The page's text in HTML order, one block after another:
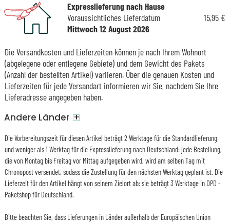
Expresslieferung nach Hause
Voraussichtliches Lieferdatum
Mittwoch 12 August 2026
15,95 €
Die Versandkosten und Lieferzeiten können je nach Ihrem Wohnort
(abgelegene oder entlegene Gebiete) und dem Gewicht des Pakets
(Anzahl der bestellten Artikel) variieren. Über die genauen Kosten und
Lieferzeiten für jede Versandart informieren wir Sie, nachdem Sie Ihre
Lieferadresse angegeben haben.
Andere Länder +
Die Vorbereitungszeit für diesen Artikel beträgt 2 Werktage für die Standardlieferung
und weniger als 1 Werktag für die Expresslieferung nach Deutschland: jede Bestellung,
die von Montag bis Freitag vor Mittag aufgegeben wird, wird am selben Tag mit
Chronopost versendet, sodass die Zustellung für den nächsten Werktag geplant ist. Die
Lieferzeit für den Artikel hängt von seinem Zielort ab: sie beträgt 3 Werktage in DPD -
Paketshop für Deutschland.
Bitte beachten Sie, dass Lieferungen in Länder außerhalb der Europäischen Union